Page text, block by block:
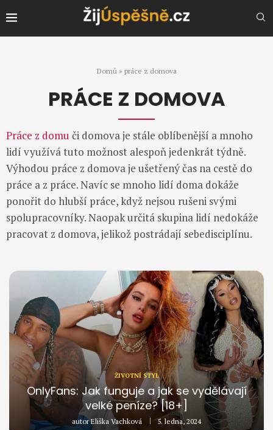
Domů » práce z domova
PRÁCE Z DOMOVA
Práce z domu či domova je stále oblíbenější a mnoho
lidí využívá tuto možnost alespoň jedenkrát týdně.
Výhodou práce z domova je ušetřený čas na cestě do
práce a z práce. Navíc se mnoho lidí doma dokáže
ponořit do hlubší práce, když nejsou rušeni svými
spolupracovníky. Naopak určitá skupina lidí nedokáže
pracovat z domova, jelikož postrádají sebedisciplínu.
ŽIVOTNÍ STYL
OnlyFans: Jak funguje a jak se vydělávají
velké peníze? [18+]
autorEliška Vachková 5. ledna, 2024